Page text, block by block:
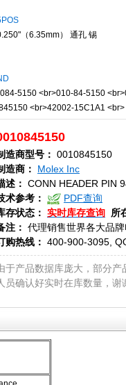
（6.35mm） 通孔 锡
5150 <br>010-84-5150
<br>42002-15C1A1 <br>
造商型号： 0010845150
造商：
Molex Inc
述：
CONN HEADER PIN
术参考：
PDF查询
存状态： 实时库存查询
所
注：
代理销售世界各大品
购热线： 400-900-3095,
于产品数据库庞大，部分
员确认好实时在库数量，谢